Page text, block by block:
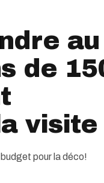
au
de
visite
pour la déco!